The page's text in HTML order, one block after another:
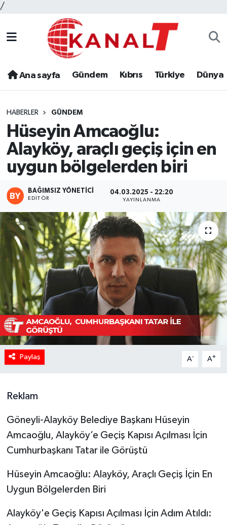
/
Ana sayfa Gündem Kıbrıs Türkiye Dünya
HABERLER GÜNDEM
Hüseyin Amcaoğlu:
Alayköy, araçlı geçiş için en
uygun bölgelerden biri
BAĞIMSIZ YÖNETICI
EDITÖR
04.03.2025 - 22:20
YAYINLANMA
Paylaş A- A+
Reklam
Göneyli-Alayköy Belediye Başkanı Hüseyin
Amcaoğlu, Alayköy’e Geçiş Kapısı Açılması İçin
Cumhurbaşkanı Tatar ile Görüştü
Hüseyin Amcaoğlu: Alayköy, Araçlı Geçiş İçin En
Uygun Bölgelerden Biri
Alayköy'e Geçiş Kapısı Açılması İçin Adım Atıldı: